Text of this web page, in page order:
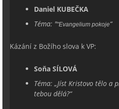
Daniel KUBEČKA
Téma: ""Evangelium pokoje“
Kázání z Božího slova k VP:
Soňa SÍLOVÁ
Téma: „Jíst Kristovo tělo a
tebou dělá?“